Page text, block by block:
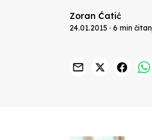
Zoran Ćatić
24.01.2015 · 6 min